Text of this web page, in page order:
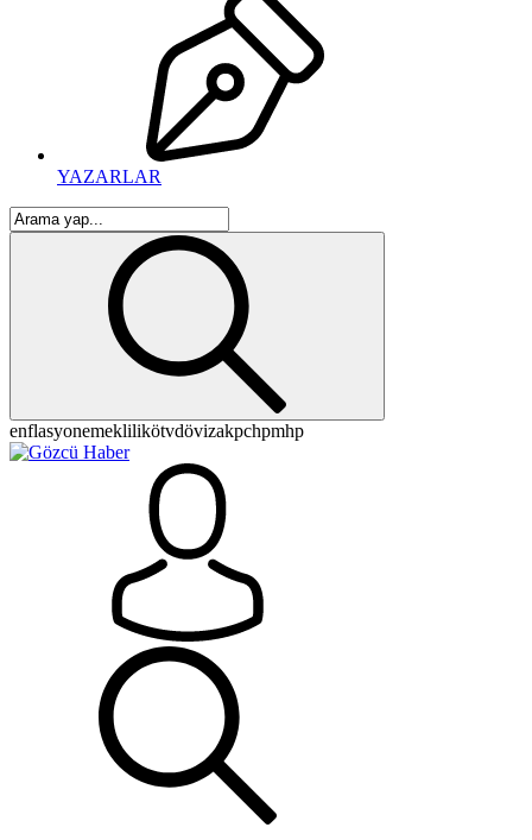
YAZARLAR
enflasyonemeklilikötvdövizakpchpmhp